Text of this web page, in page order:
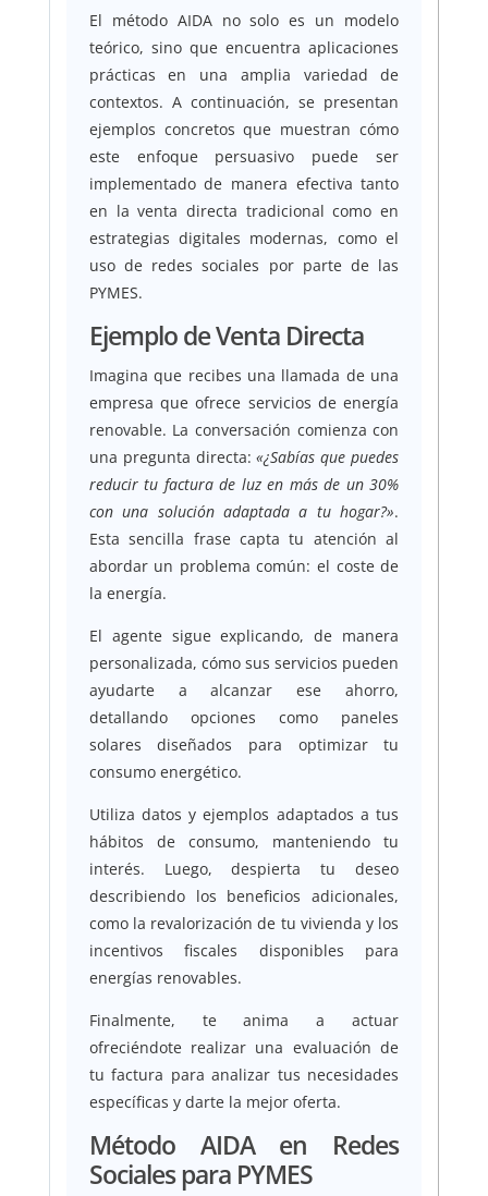
El método AIDA no solo es un modelo
teórico, sino que encuentra aplicaciones
prácticas en una amplia variedad de
contextos. A continuación, se presentan
ejemplos concretos que muestran cómo
este enfoque persuasivo puede ser
implementado de manera efectiva tanto
en la venta directa tradicional como en
estrategias digitales modernas, como el
uso de redes sociales por parte de las
PYMES.
Ejemplo de Venta Directa
Imagina que recibes una llamada de una
empresa que ofrece servicios de energía
renovable. La conversación comienza con
una pregunta directa:«¿Sabías que puedes
reducir tu factura de luz en más de un 30%
con una solución adaptada a tu hogar?».
Esta sencilla frase capta tu atención al
abordar un problema común: el coste de
la energía.
El agente sigue explicando, de manera
personalizada, cómo sus servicios pueden
ayudarte a alcanzar ese ahorro,
detallando opciones como paneles
solares diseñados para optimizar tu
consumo energético.
Utiliza datos y ejemplos adaptados a tus
hábitos de consumo, manteniendo tu
interés. Luego, despierta tu deseo
describiendo los beneficios adicionales,
como la revalorización de tu vivienda y los
incentivos fiscales disponibles para
energías renovables.
Finalmente, te anima a actuar
ofreciéndote realizar una evaluación de
tu factura para analizar tus necesidades
específicas y darte la mejor oferta.
Método AIDA en Redes
Sociales para PYMES